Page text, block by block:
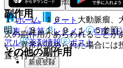
１１．１．１６． 大動脈瘤、
明）〔８．１、９．１．５参照
その他の副作用
副作用
次の副作用があらわれることが
い、異常が認められた場合には
置を行うこと。
ホーム
ノート
表・計算
レジメン CTCAE
アル
薬剤情報 ポスト
新規登録